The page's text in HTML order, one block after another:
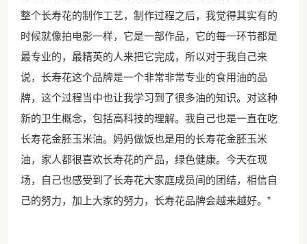
整个长寿花的制作工艺，制作过程之后，我觉得其实有的
时候就像拍电影一样，它是一部作品，它的每一环节都是
最专业的，最精英的人来把它完成，所以对于我自己来
说，长寿花这个品牌是一个非常非常专业的食用油的品
牌，这个过程当中也让我学习到了很多油的知识。对这种
新的卫生概念，包括高科技的理解。我自己也是一直在吃
长寿花金胚玉米油。妈妈做饭也是用的长寿花金胚玉米
油，家人都很喜欢长寿花的产品，绿色健康。今天在现
场，自己也感受到了长寿花大家庭成员间的团结，相信自
己的努力，加上大家的努力，长寿花品牌会越来越好。”